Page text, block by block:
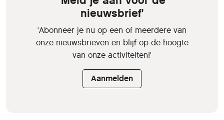
nieuwsbrief'
'Abonneer je nu op een of meerdere van
onze nieuwsbrieven en blijf op de hoogte
van onze activiteiten!'
Aanmelden